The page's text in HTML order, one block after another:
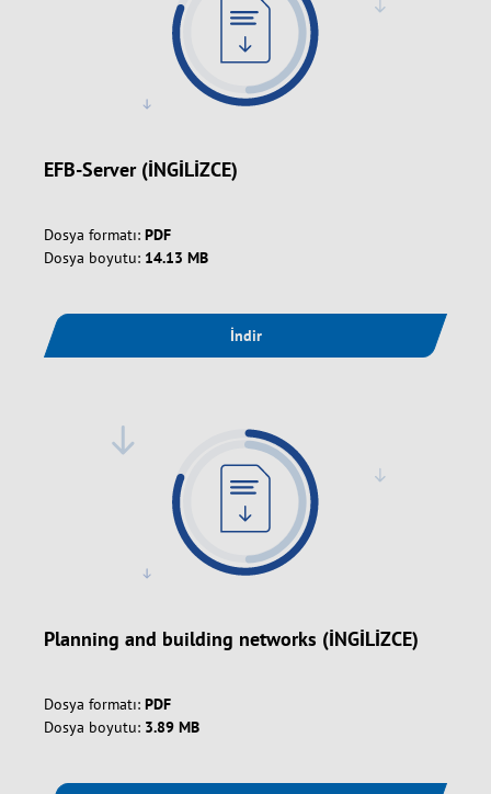
EFB-Server (İNGİLİZCE)
Dosya formatı: PDF
Dosya boyutu: 14.13 MB
İndir
Planning and building networks (İNGİLİZCE)
Dosya formatı: PDF
Dosya boyutu: 3.89 MB